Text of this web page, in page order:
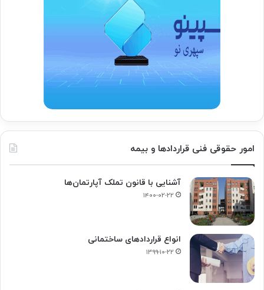
امور حقوقی فنی قراردادها و بیمه
آشنایی با قانون تملک آپارتمان‌ها
۱۴۰۰-۰۲-۲۲
انواع قراردادهای ساختمانی
۱۳۹۹-۱۰-۲۲